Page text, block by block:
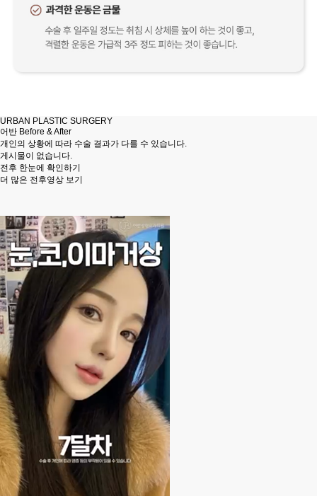
URBAN PLASTIC SURGERY
어반 Before & After
개인의 상황에 따라 수술 결과가 다를 수 있습니다.
게시물이 없습니다.
전후 한눈에 확인하기
더 많은 전후영상 보기